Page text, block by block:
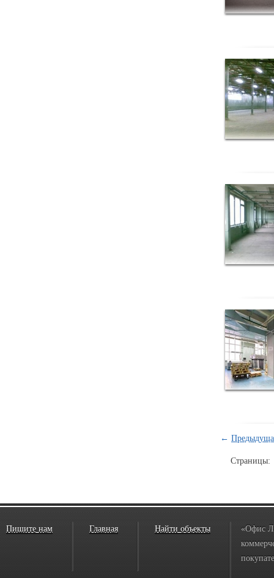
←
Страницы:
Пишите нам Главная Найти объекты
«Офис